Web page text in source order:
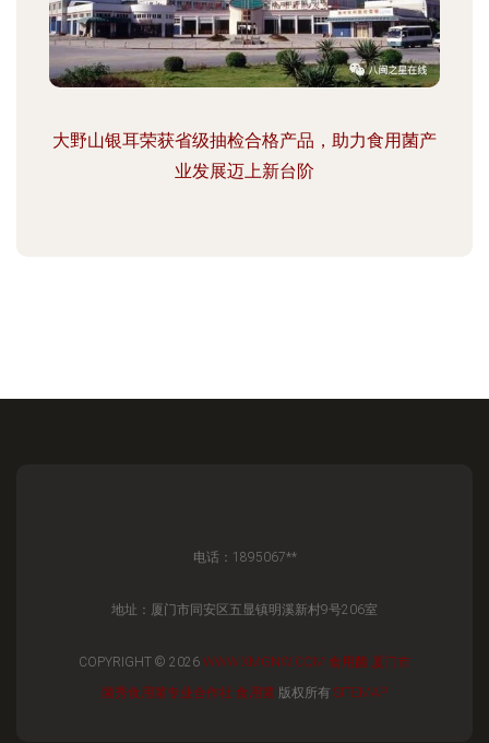
大野山银耳荣获省级抽检合格产品，助力食用菌产
业发展迈上新台阶
电话：1895067**
地址：厦门市同安区五显镇明溪新村9号206室
COPYRIGHT © 2026 WWW.XMGNW.COM 食用菌 厦门市
菌秀食用菌专业合作社 食用菌 版权所有 SITEMAP